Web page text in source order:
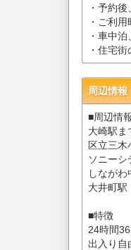
・予約
・ご利
・車中
・住宅
周辺情報
■周辺情
大崎駅ま
区立三
ソニー
しなが
大井町
■特徴
24時間
出入り自